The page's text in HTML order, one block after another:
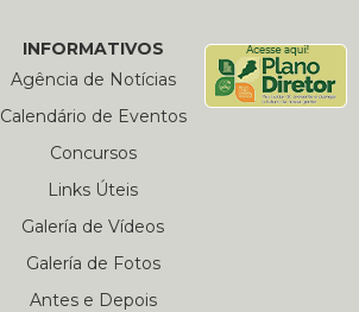
INFORMATIVOS
Agência de Notícias
Calendário de Eventos
Concursos
Links Úteis
Galería de Vídeos
Galería de Fotos
Antes e Depois